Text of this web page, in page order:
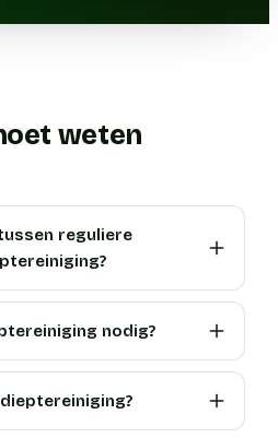
weten
reguliere
nodig?